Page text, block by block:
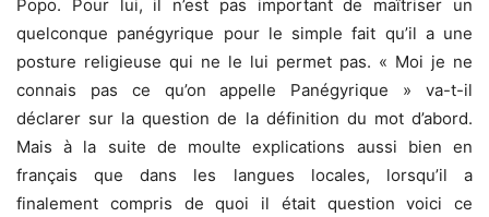
Popo. Pour lui, il n’est pas important de maîtriser un
quelconque panégyrique pour le simple fait qu’il a une
posture religieuse qui ne le lui permet pas. « Moi je ne
connais pas ce qu’on appelle Panégyrique » va-t-il
déclarer sur la question de la définition du mot d’abord.
Mais à la suite de moulte explications aussi bien en
français que dans les langues locales, lorsqu’il a
finalement compris de quoi il était question voici ce